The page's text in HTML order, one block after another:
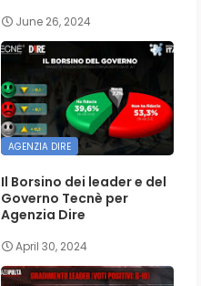
June 26, 2024
AGENZIA DIRE
Il Borsino dei leader e del
Governo Tecnè per
Agenzia Dire
April 30, 2024